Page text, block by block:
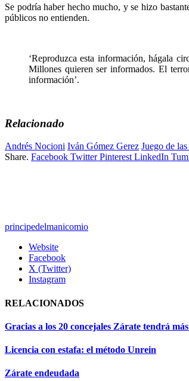
Se podría haber hecho mucho, y se hizo
públicos no entienden.
‘Reproduzca esta información, hágala
Millones quieren ser informados. El
información’.
Relacionado
Andrés Nocioni Iván Gómez Gerez Juego de
Share. Facebook Twitter Pinterest LinkedIn
principedelmanicomio
Website
Facebook
X (Twitter)
Instagram
RELACIONADOS
Gracias a los 20 concejales Zárate tendrá
Licencia con estafa: el método Unrein
Zárate endeudada